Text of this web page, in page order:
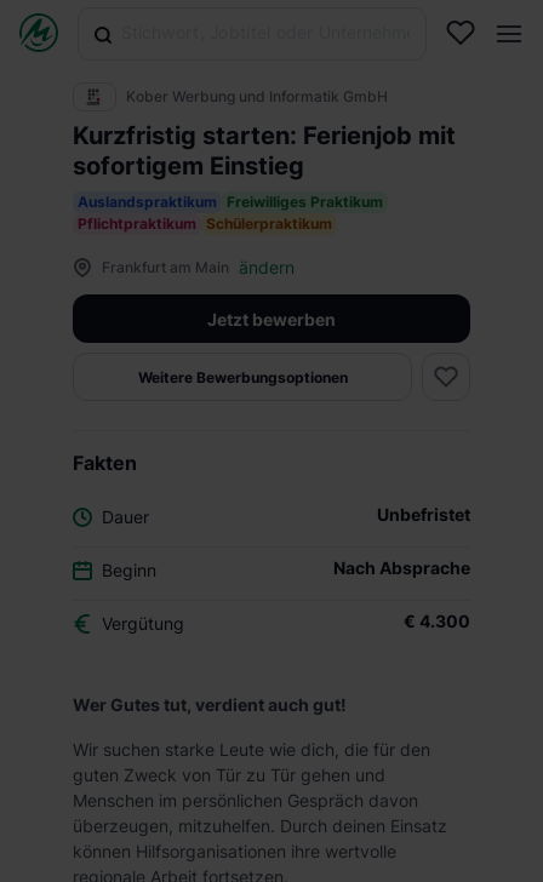
Kober Werbung und Informatik GmbH
Kurzfristig starten: Ferienjob mit
sofortigem Einstieg
Auslandspraktikum
Freiwilliges Praktikum
Pflichtpraktikum
Schülerpraktikum
Frankfurt am Main ändern
Jetzt bewerben
Weitere Bewerbungsoptionen
Fakten
Dauer Unbefristet
Beginn Nach Absprache
Vergütung € 4.300
Wer Gutes tut, verdient auch gut!
Wir suchen starke Leute wie dich, die für den
guten Zweck von Tür zu Tür gehen und
Menschen im persönlichen Gespräch davon
überzeugen, mitzuhelfen. Durch deinen Einsatz
können Hilfsorganisationen ihre wertvolle
regionale Arbeit fortsetzen.